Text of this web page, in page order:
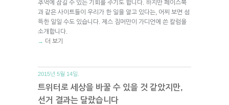
추억에 잠길 수 있는 기회를 주기도 합니다. 하지만 페이스북
과 같은 사이트들이 우리가 한 일을 알고 있다는, 어찌 보면 섬
뜩한 일일 수도 있습니다. 제스 짐머만이 가디언에 쓴 칼럼을
소개합니다.
→ 더 보기
2015년 5월 14일.
트위터로 세상을 바꿀 수 있을 것 같았지만,
선거 결과는 달랐습니다